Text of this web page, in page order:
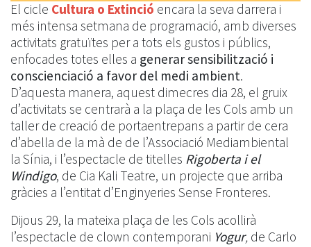
El cicle Cultura o Extinció encara la seva darrera i
més intensa setmana de programació, amb diverses
activitats gratuïtes per a tots els gustos i públics,
enfocades totes elles a generar sensibilització i
conscienciació a favor del medi ambient.
D’aquesta manera, aquest dimecres dia 28, el gruix
d’activitats se centrarà a la plaça de les Cols amb un
taller de creació de portaentrepans a partir de cera
d’abella de la mà de de l’Associació Mediambiental
la Sínia, i l’espectacle de titelles Rigoberta i el
Windigo, de Cia Kali Teatre, un projecte que arriba
gràcies a l’entitat d’Enginyeries Sense Fronteres.
Dijous 29, la mateixa plaça de les Cols acollirà
l’espectacle de clown contemporani Yogur, de Carlo